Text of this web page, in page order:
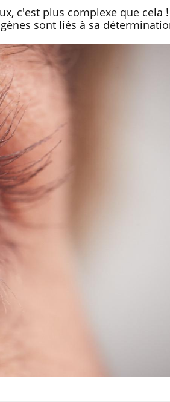
c'est plus complexe que cela
sont liés à sa